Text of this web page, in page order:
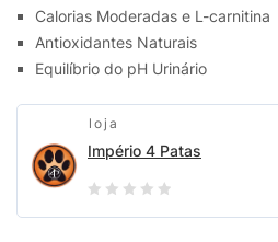
Calorias Moderadas e L-carnitina
Antioxidantes Naturais
Equilíbrio do pH Urinário
loja
Império 4 Patas
0